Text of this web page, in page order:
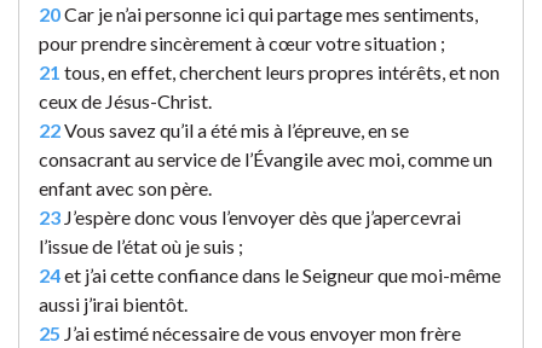
20Car je n’ai personne ici qui partage mes sentiments,
pour prendre sincèrement à cœur votre situation ;
21 tous, en effet, cherchent leurs propres intérêts, et non
ceux de Jésus-Christ.
22Vous savez qu’il a été mis à l’épreuve, en se
consacrant au service de l’Évangile avec moi, comme un
enfant avec son père.
23 J’espère donc vous l’envoyer dès que j’apercevrai
l’issue de l’état où je suis ;
24et j’ai cette confiance dans le Seigneur que moi-même
aussi j’irai bientôt.
25 J’ai estimé nécessaire de vous envoyer mon frère